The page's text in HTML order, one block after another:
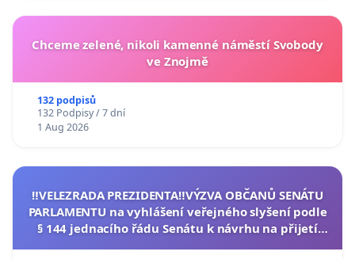
Chceme zelené, nikoli kamenné náměstí Svobody
ve Znojmě
132 podpisů
132 Podpisy / 7 dní
1 Aug 2026
‼️VELEZRADA PREZIDENTA‼️VÝZVA OBČANŮ SENÁTU
PARLAMENTU na vyhlášení veřejného slyšení podle
§ 144 jednacího řádu Senátu k návrhu na přijetí